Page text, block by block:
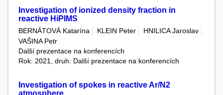
Investigation of ionized density fraction in
reactive HiPIMS
BERNÁTOVÁ Katarína KLEIN Peter
HNILICA Jaroslav
VAŠINA Petr
Další prezentace na konferencích
Rok: 2021, druh: Další prezentace na konferencích
Investigation of spokes in reactive Ar/N2